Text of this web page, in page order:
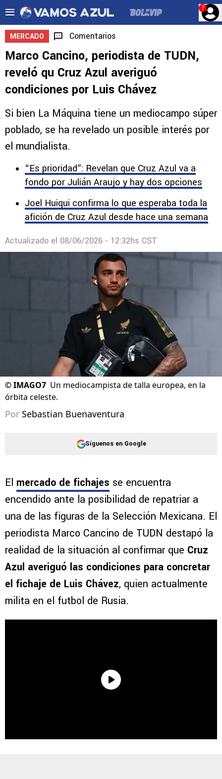
?
MERCADO Comentarios
Marco Cancino, periodista de TUDN,
reveló qu Cruz Azul averiguó
condiciones por Luis Chávez
Si bien La Máquina tiene un mediocampo súper
poblado, se ha revelado un posible interés por
el mundialista.
“Es prioridad”: Revelan que Cruz Azul va a
fondo por Julián Araujo y hay dos opciones
Joel Huiqui confirma lo que esperaba toda la
afición de Cruz Azul desde hace una semana
Actualizado el 08/06/2026 - 12:32hs CST
©IMAGO7 Un mediocampista de talla europea, en la
órbita celeste.
Por Sebastian Buenaventura
Síguenos en Google
El mercado de fichajes se encuentra
encendido ante la posibilidad de repatriar a
una de las figuras de la Selección Mexicana. El
periodista Marco Cancino de TUDN destapó la
realidad de la situación al confirmar que Cruz
Azul averiguó las condiciones para concretar
el fichaje de Luis Chávez, quien actualmente
milita en el futbol de Rusia.